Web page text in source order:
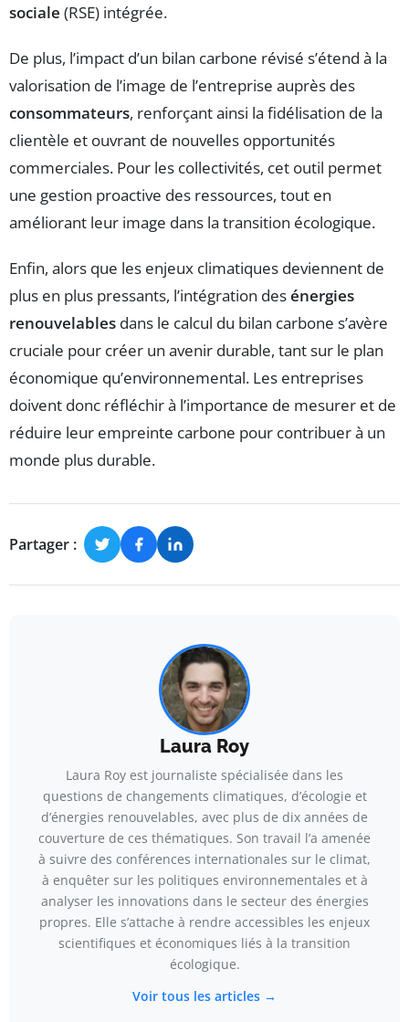
sociale (RSE) intégrée.
De plus, l’impact d’un bilan carbone révisé s’étend à la
valorisation de l’image de l’entreprise auprès des
consommateurs, renforçant ainsi la fidélisation de la
clientèle et ouvrant de nouvelles opportunités
commerciales. Pour les collectivités, cet outil permet
une gestion proactive des ressources, tout en
améliorant leur image dans la transition écologique.
Enfin, alors que les enjeux climatiques deviennent de
plus en plus pressants, l’intégration desénergies
renouvelables dans le calcul du bilan carbone s’avère
cruciale pour créer un avenir durable, tant sur le plan
économique qu’environnemental. Les entreprises
doivent donc réfléchir à l’importance de mesurer et de
réduire leur empreinte carbone pour contribuer à un
monde plus durable.
Partager :
Laura Roy
Laura Roy est journaliste spécialisée dans les
questions de changements climatiques, d’écologie et
d’énergies renouvelables, avec plus de dix années de
couverture de ces thématiques. Son travail l’a amenée
à suivre des conférences internationales sur le climat,
à enquêter sur les politiques environnementales et à
analyser les innovations dans le secteur des énergies
propres. Elle s’attache à rendre accessibles les enjeux
scientifiques et économiques liés à la transition
écologique.
Voir tous les articles →